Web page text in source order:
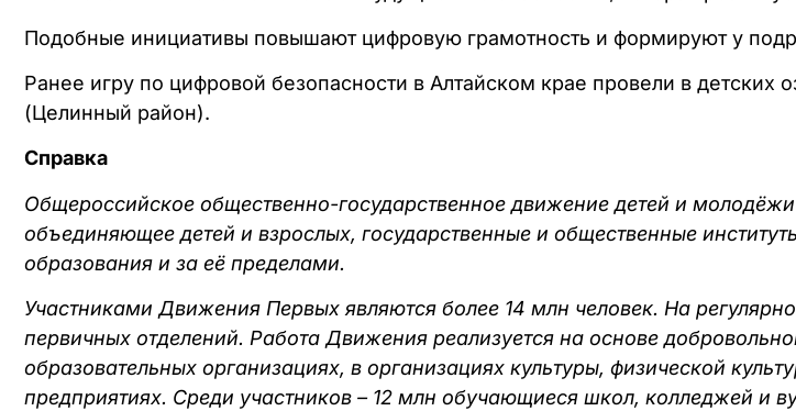
Подобные инициативы повышают цифровую грамотность и формируют у
Ранее игру по цифровой безопасности в Алтайском крае провели в детских
(Целинный район).
Справка
Общероссийское общественно-государственное движение детей и
объединяющее детей и взрослых, государственные и общественные
образования и за её пределами.
Участниками Движения Первых являются более 14 млн человек. На
первичных отделений. Работа Движения реализуется на основе
образовательных организациях, в организациях культуры, физической
предприятиях. Среди участников – 12 млн обучающиеся школ, колледжей и